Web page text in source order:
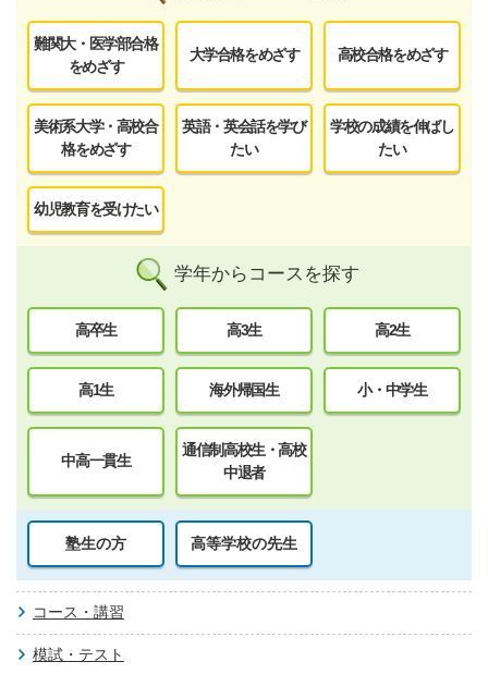
難関大・医学部合格
をめざす
大学合格をめざす 高校合格をめざす
美術系大学・高校合
格をめざす
英語・英会話を学び
たい
学校の成績を伸ばし
たい
幼児教育を受けたい
学年からコースを探す
高卒生 高3生 高2生
高1生 海外帰国生 小・中学生
中高一貫生
通信制高校生・高校
中退者
塾生の方 高等学校の先生
コース・講習
模試・テスト